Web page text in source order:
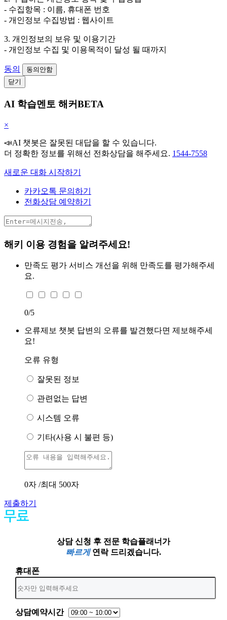
- 수집항목 : 이름, 휴대폰 번호
- 개인정보 수집방법 : 웹사이트
3. 개인정보의 보유 및 이용기간
- 개인정보 수집 및 이용목적이 달성 될 때까지
동의
동의안함
닫기
AI 학습멘토 해커BETA
×
📣AI 챗봇은 잘못된 대답을 할 수 있습니다.
더 정확한 정보를 위해선 전화상담을 해주세요. 1544-7558
새로운 대화 시작하기
카카오톡 문의하기
전화상담 예약하기
해키 이용 경험을 알려주세요!
만족도 평가 서비스 개선을 위해 만족도를 평가해주세
요.
0/5
오류제보 챗봇 답변의 오류를 발견했다면 제보해주세
요!
오류 유형
잘못된 정보
관련없는 답변
시스템 오류
기타(사용 시 불편 등)
0자 /최대 500자
제출하기
상담 신청 후 전문 학습플래너가
빠르게연락 드리겠습니다.
휴대폰
상담예약시간